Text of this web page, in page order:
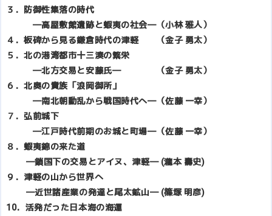
３．防御性集落の時代
―高屋敷館遺跡と蝦夷の社会―（小林 雅人）
４．板碑から見る鎌倉時代の津軽 （金子 勇太）
５．北の港湾都市十三湊の繁栄
―北方交易と安藤氏― （金子 勇太）
６．北奥の貴族「浪岡御所」
―南北朝動乱から戦国時代へ―（佐藤 一幸）
７．弘前城下
―江戸時代前期のお城と町場―（佐藤 一幸）
８．蝦夷錦の来た道
―鎖国下の交易とアイヌ、津軽― (瀧本 壽史)
９．津軽の山から世界へ
―近世諸産業の発達と尾太鉱山― (篠塚 明彦)
10．活発だった日本海の海運